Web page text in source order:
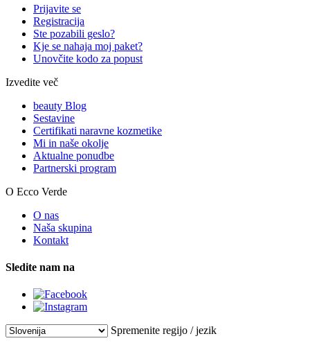
Prijavite se
Registracija
Ste pozabili geslo?
Kje se nahaja moj paket?
Unovčite kodo za popust
Izvedite več
beauty Blog
Sestavine
Certifikati naravne kozmetike
Mi in naše okolje
Aktualne ponudbe
Partnerski program
O Ecco Verde
O nas
Naša skupina
Kontakt
Sledite nam na
Spremenite regijo / jezik